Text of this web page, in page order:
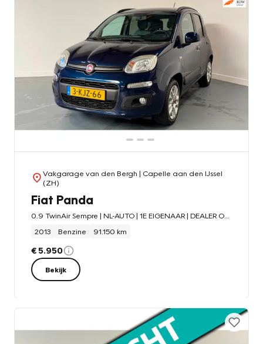
Vakgarage van den Bergh | Capelle aan den IJssel
(ZH)
Fiat Panda
2013
Benzine 91.150 km
€ 5.950
Bekijk